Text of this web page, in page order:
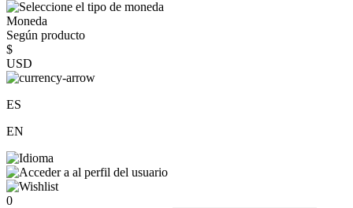
Moneda
Según producto
$
USD
ES
EN
0